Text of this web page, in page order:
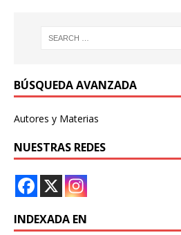
BÚSQUEDA AVANZADA
Autores y Materias
NUESTRAS REDES
INDEXADA EN